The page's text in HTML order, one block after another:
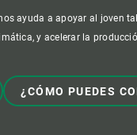
ayuda a apoyar al joven
y acelerar la
¿CÓMO PUEDES